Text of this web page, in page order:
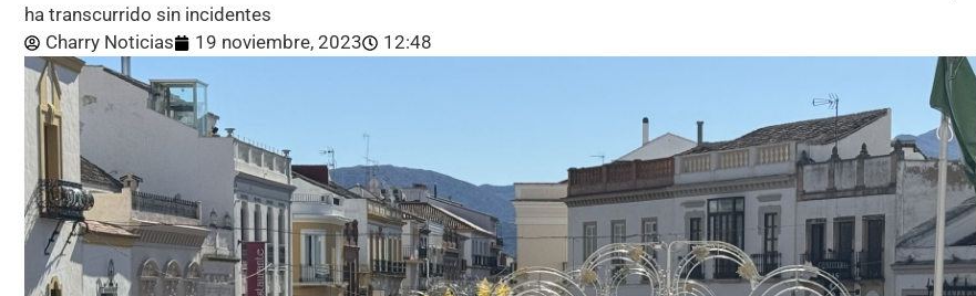
ha transcurrido sin incidentes
Charry Noticias
19 noviembre, 2023 12:48